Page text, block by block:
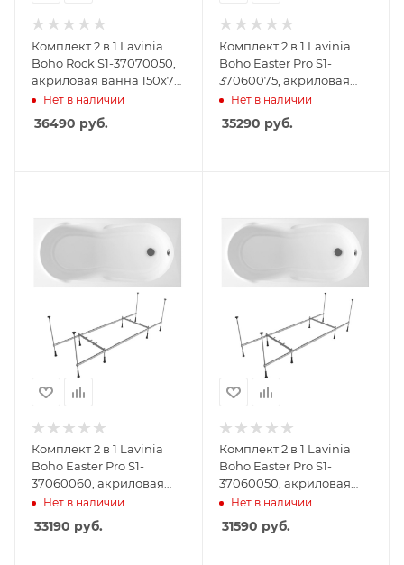
Комплект 2 в 1 Lavinia
Boho Rock S1-37070050,
акриловая ванна 150x75
см, усиленный
металлический каркас с
монтажным набором
Нет в наличии
36490 руб.
Комплект 2 в 1 Lavinia
Boho Easter Pro S1-
37060075, акриловая
ванна 170x75 см,
усиленный
металлический каркас с
Нет в наличии
35290 руб.
Комплект 2 в 1 Lavinia
Boho Easter Pro S1-
37060060, акриловая
ванна 160x70 см,
усиленный
металлический каркас с
Нет в наличии
33190 руб.
Комплект 2 в 1 Lavinia
Boho Easter Pro S1-
37060050, акриловая
ванна 150x70 см,
усиленный
металлический каркас с
Нет в наличии
31590 руб.